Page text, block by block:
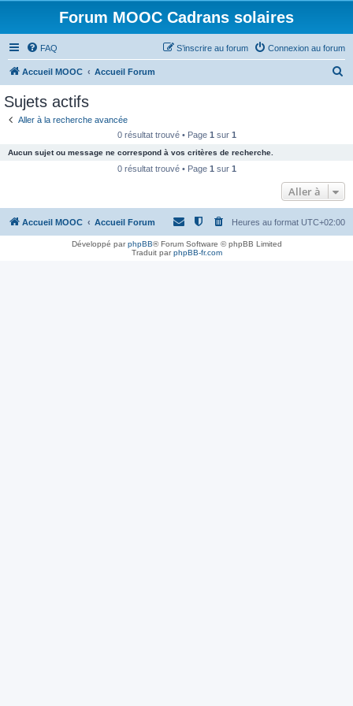
Forum MOOC Cadrans solaires
FAQ Connexion au forum
S’inscrire au forum
Accueil MOOC Accueil Forum
c
e
Sujets actifs
Aller à la recherche avancée
0 résultat trouvé • Page 1 sur 1
Aucun sujet ou message ne correspond à vos critères de recherche.
0 résultat trouvé • Page 1 sur 1
Aller à
Accueil MOOC Accueil Forum Heures au format UTC+02:00
Développé parphpBB® Forum Software © phpBB Limited
Traduit parphpBB-fr.com